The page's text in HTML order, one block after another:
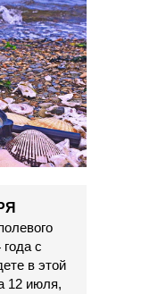
с
в этой
12 июля,